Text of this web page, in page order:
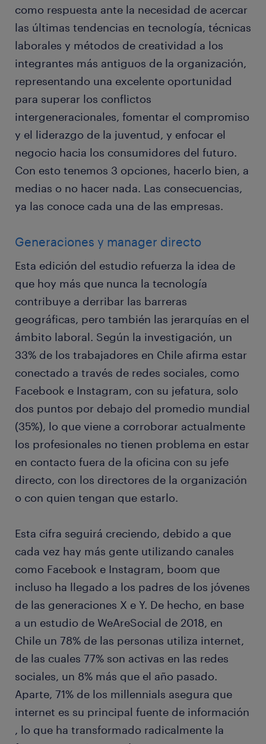
como respuesta ante la necesidad de acercar
las últimas tendencias en tecnología, técnicas
laborales y métodos de creatividad a los
integrantes más antiguos de la organización,
representando una excelente oportunidad
para superar los conflictos
intergeneracionales, fomentar el compromiso
y el liderazgo de la juventud, y enfocar el
negocio hacia los consumidores del futuro.
Con esto tenemos 3 opciones, hacerlo bien, a
medias o no hacer nada. Las consecuencias,
ya las conoce cada una de las empresas.
Generaciones y manager directo
Esta edición del estudio refuerza la idea de
que hoy más que nunca la tecnología
contribuye a derribar las barreras
geográficas, pero también las jerarquías en el
ámbito laboral. Según la investigación, un
33% de los trabajadores en Chile afirma estar
conectado a través de redes sociales, como
Facebook e Instagram, con su jefatura, solo
dos puntos por debajo del promedio mundial
(35%), lo que viene a corroborar actualmente
los profesionales no tienen problema en estar
en contacto fuera de la oficina con su jefe
directo, con los directores de la organización
o con quien tengan que estarlo.
Esta cifra seguirá creciendo, debido a que
cada vez hay más gente utilizando canales
como Facebook e Instagram, boom que
incluso ha llegado a los padres de los jóvenes
de las generaciones X e Y. De hecho, en base
a un estudio de WeAreSocial de 2018, en
Chile un 78% de las personas utiliza internet,
de las cuales 77% son activas en las redes
sociales, un 8% más que el año pasado.
Aparte, 71% de los millennials asegura que
internet es su principal fuente de información
, lo que ha transformado radicalmente la